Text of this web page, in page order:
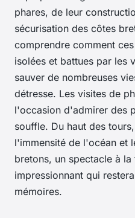
phares, de leur
sécurisation des côtes
comprendre comment
isolées et battues par les
sauver de nombreuses
détresse. Les visites de
l'occasion d'admirer des
souffle. Du haut des
l'immensité de l'océan et
bretons, un spectacle à
impressionnant qui
mémoires.